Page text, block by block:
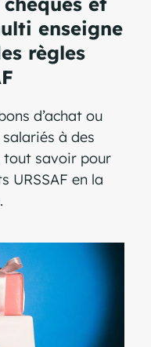
enseigne
règles
d’achat ou
à des
tout savoir pour
URSSAF en la